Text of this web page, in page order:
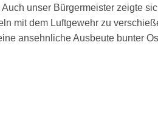
unser Bürgermeister zeigte
mit dem Luftgewehr zu
ansehnliche Ausbeute bunter